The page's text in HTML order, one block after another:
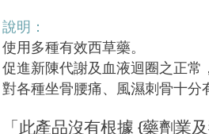
說明：
使用多種有效西草藥。
促進新陳代謝及血液迴圈之正常
對各種坐骨腰痛、風濕刺骨十分
「此產品沒有根據 {藥劑業